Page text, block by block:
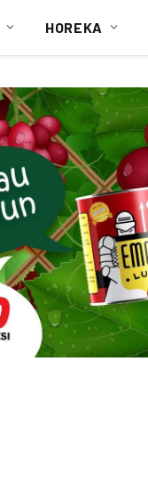
HOREKA